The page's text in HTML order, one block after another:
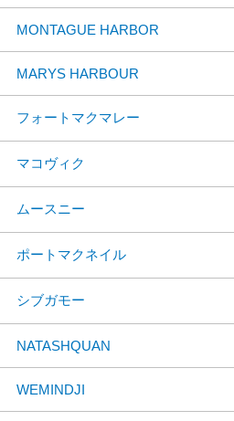
MONTAGUE HARBOR
MARYS HARBOUR
フォートマクマレー
マコヴィク
ムースニー
ポートマクネイル
シブガモー
NATASHQUAN
WEMINDJI